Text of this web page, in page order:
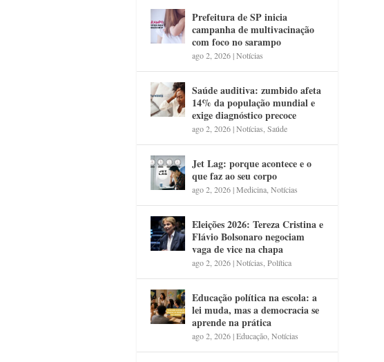
Prefeitura de SP inicia
campanha de multivacinação
com foco no sarampo
ago 2, 2026|Notícias
Saúde auditiva: zumbido afeta
14% da população mundial e
exige diagnóstico precoce
ago 2, 2026|Notícias ,Saúde
Jet Lag: porque acontece e o
que faz ao seu corpo
ago 2, 2026|Medicina ,Notícias
Eleições 2026: Tereza Cristina e
Flávio Bolsonaro negociam
vaga de vice na chapa
ago 2, 2026|Notícias ,Política
Educação política na escola: a
lei muda, mas a democracia se
aprende na prática
ago 2, 2026|Educação ,Notícias